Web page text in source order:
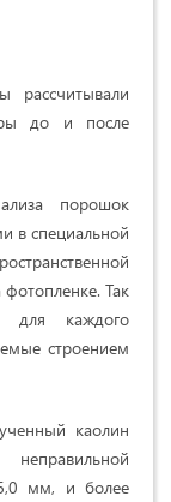
рассчитывали
до и после
порошок
в специальной
Так
для каждого
строением
каолин
мм, и более